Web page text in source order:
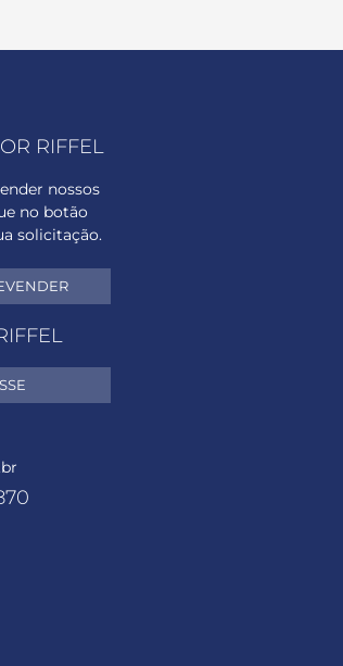
RIFFEL
nossos
no botão
solicitação.